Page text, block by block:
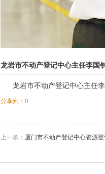
龙岩市不动产登记中心主任李国
龙岩市不动产登记中心主任
分享到： 0
上一条： 厦门市不动产登记中心资源